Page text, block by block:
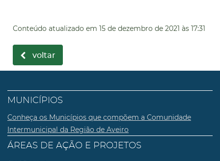
Conteúdo atualizado em 15 de dezembro de 2021 às 17:31
voltar
MUNICÍPIOS
Conheça os Municípios que compõem a Comunidade
Intermunicipal da Região de Aveiro
ÁREAS DE AÇÃO E PROJETOS